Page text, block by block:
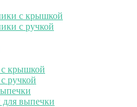
с крышкой
с ручкой
крышкой
ручкой
выпечки